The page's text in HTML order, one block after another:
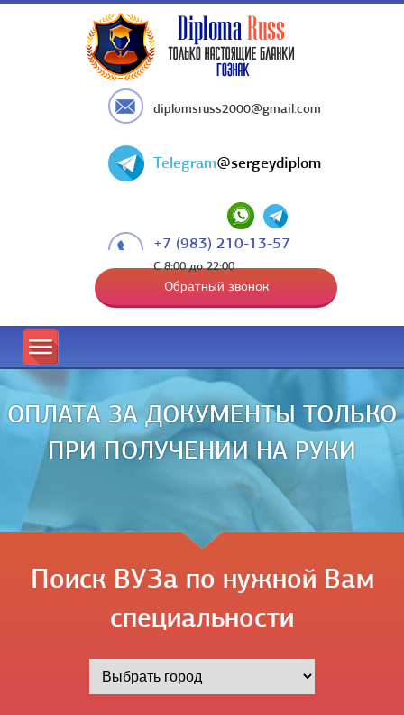
diplomsruss2000@gmail.com
Telegram@sergeydiplom
+7 (983) 210-13-57
С 8:00 до 22:00
Обратный звонок
ОПЛАТА ЗА ДОКУМЕНТЫ ТОЛЬКО
ПРИ ПОЛУЧЕНИИ НА РУКИ
Поиск ВУЗа по нужной Вам
специальности